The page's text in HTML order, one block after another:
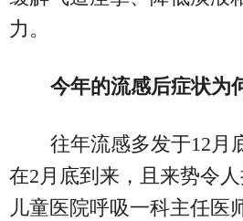
力。
今年的流感后症状为
往年流感多发于12月
在2月底到来，且来势令
儿童医院呼吸一科主任医